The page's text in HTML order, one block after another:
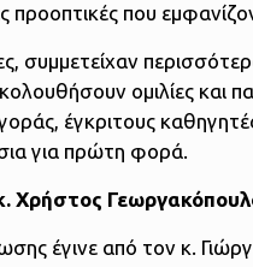
προοπτικές που
συμμετείχαν
ομιλίες
έγκριτους
για πρώτη φορά.
Χρήστος
έγινε από τον κ.